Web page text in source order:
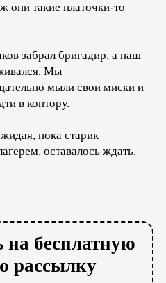
они такие платочки-то
забрал бригадир, а наш
Мы
мыли свои миски и
в контору.
пока старик
оставалось ждать,
бесплатную
рассылку